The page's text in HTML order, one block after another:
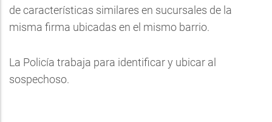
de características similares en sucursales de la
misma firma ubicadas en el mismo barrio.
La Policía trabaja para identificar y ubicar al
sospechoso.